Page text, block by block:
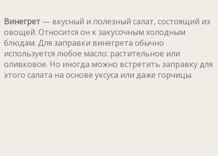
Винегрет — вкусный и полезный салат, состоящий из
овощей. Относится он к закусочным холодным
блюдам. Для заправки винегрета обычно
используется любое масло: растительное или
оливковое. Но иногда можно встретить заправку для
этого салата на основе уксуса или даже горчицы.